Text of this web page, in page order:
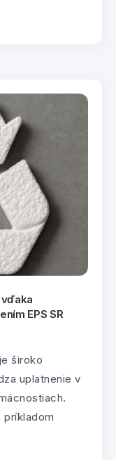
EPS SR
široko
uplatnenie v
príkladom